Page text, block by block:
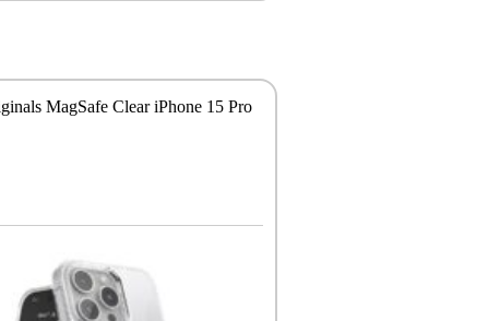
MagSafe Clear iPhone 15 Pro